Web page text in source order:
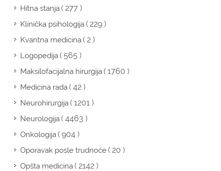
Hitna stanja( 277 )
Klinička psihologija( 229 )
Kvantna medicina( 2 )
Logopedija( 565 )
Maksilofacijalna hirurgija( 1760 )
Medicina rada( 42 )
Neurohirurgija( 1201 )
Neurologija( 4463 )
Onkologija( 904 )
Oporavak posle trudnoće( 20 )
Opšta medicina( 2142 )